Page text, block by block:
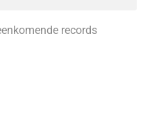
records